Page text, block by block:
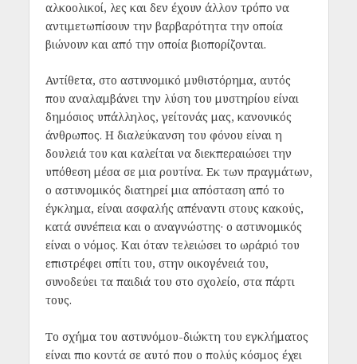
αλκοολικοί, λες και δεν έχουν άλλον τρόπο να
αντιμετωπίσουν την βαρβαρότητα την οποία
βιώνουν και από την οποία βιοπορίζονται.
Αντίθετα, στο αστυνομικό μυθιστόρημα, αυτός
που αναλαμβάνει την λύση του μυστηρίου είναι
δημόσιος υπάλληλος, γείτονάς μας, κανονικός
άνθρωπος. Η διαλεύκανση του φόνου είναι η
δουλειά του και καλείται να διεκπεραιώσει την
υπόθεση μέσα σε μια ρουτίνα. Eκ των πραγμάτων,
ο αστυνομικός διατηρεί μια απόσταση από το
έγκλημα, είναι ασφαλής απέναντι στους κακούς,
κατά συνέπεια και ο αναγνώστης· ο αστυνομικός
είναι ο νόμος. Και όταν τελειώσει το ωράριό του
επιστρέφει σπίτι του, στην οικογένειά του,
συνοδεύει τα παιδιά του στο σχολείο, στα πάρτι
τους.
Το σχήμα του αστυνόμου-διώκτη του εγκλήματος
είναι πιο κοντά σε αυτό που ο πολύς κόσμος έχει